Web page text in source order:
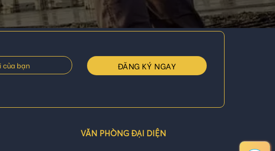
VĂN PHÒNG ĐẠI DIỆN